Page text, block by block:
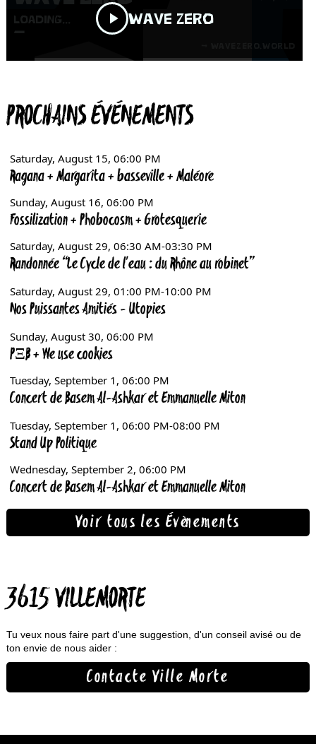
PROCHAINS ÉVÉNEMENTS
Voir tous les Évènements
3615 VILLEMORTE
Tu veux nous faire part d'une suggestion, d'un conseil avisé ou de
ton envie de nous aider :
Contacte Ville Morte